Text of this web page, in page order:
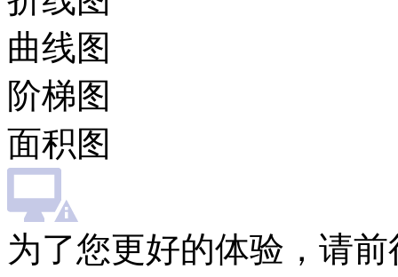
曲线图
阶梯图
面积图
为了您更好的体验，请